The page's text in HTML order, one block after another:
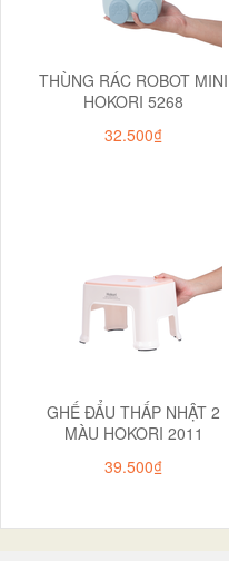
THÙNG RÁC ROBOT MINI
HOKORI 5268
32.500₫
GHẾ ĐẨU THẤP NHẬT 2
MÀU HOKORI 2011
39.500₫